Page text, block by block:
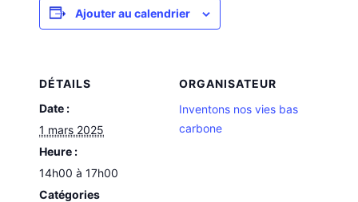
Ajouter au calendrier
DÉTAILS
Date :
1 mars 2025
Heure :
14h00 à 17h00
Catégories
ORGANISATEUR
Inventons nos vies bas
carbone